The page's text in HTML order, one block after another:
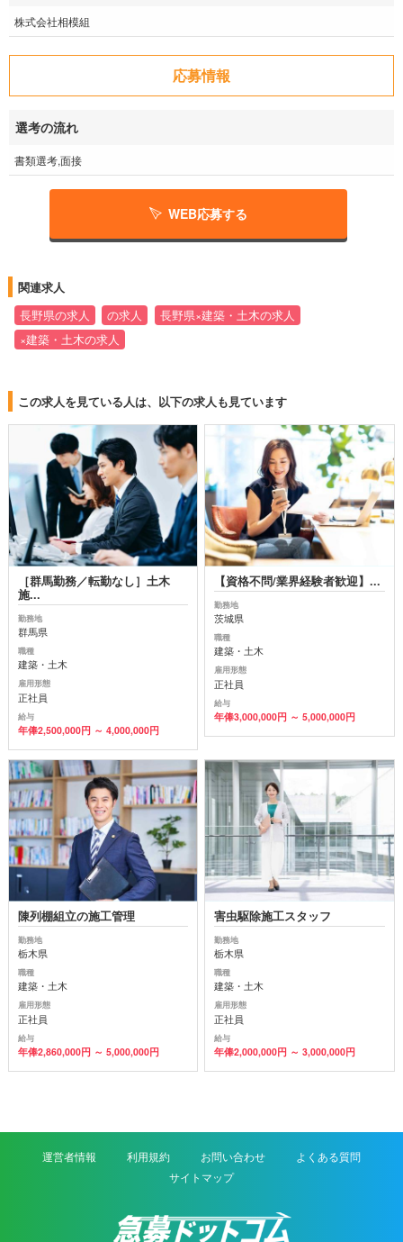
株式会社相模組
応募情報
選考の流れ
書類選考,面接
WEB応募する
関連求人
長野県の求人 の求人
長野県×建築・土木の求人
×建築・土木の求人
この求人を見ている人は、以下の求人も見ています
［群馬勤務／転勤なし］土木
施...
勤務地
群馬県
職種
建築・土木
雇用形態
正社員
給与
年俸2,500,000円 ～ 4,000,000円
【資格不問/業界経験者歓迎】...
勤務地
茨城県
職種
建築・土木
雇用形態
正社員
給与
年俸3,000,000円 ～ 5,000,000円
陳列棚組立の施工管理
勤務地
栃木県
職種
建築・土木
雇用形態
正社員
給与
年俸2,860,000円 ～ 5,000,000円
害虫駆除施工スタッフ
勤務地
栃木県
職種
建築・土木
雇用形態
正社員
給与
年俸2,000,000円 ～ 3,000,000円
運営者情報 利用規約 お問い合わせ
よくある質問
サイトマップ